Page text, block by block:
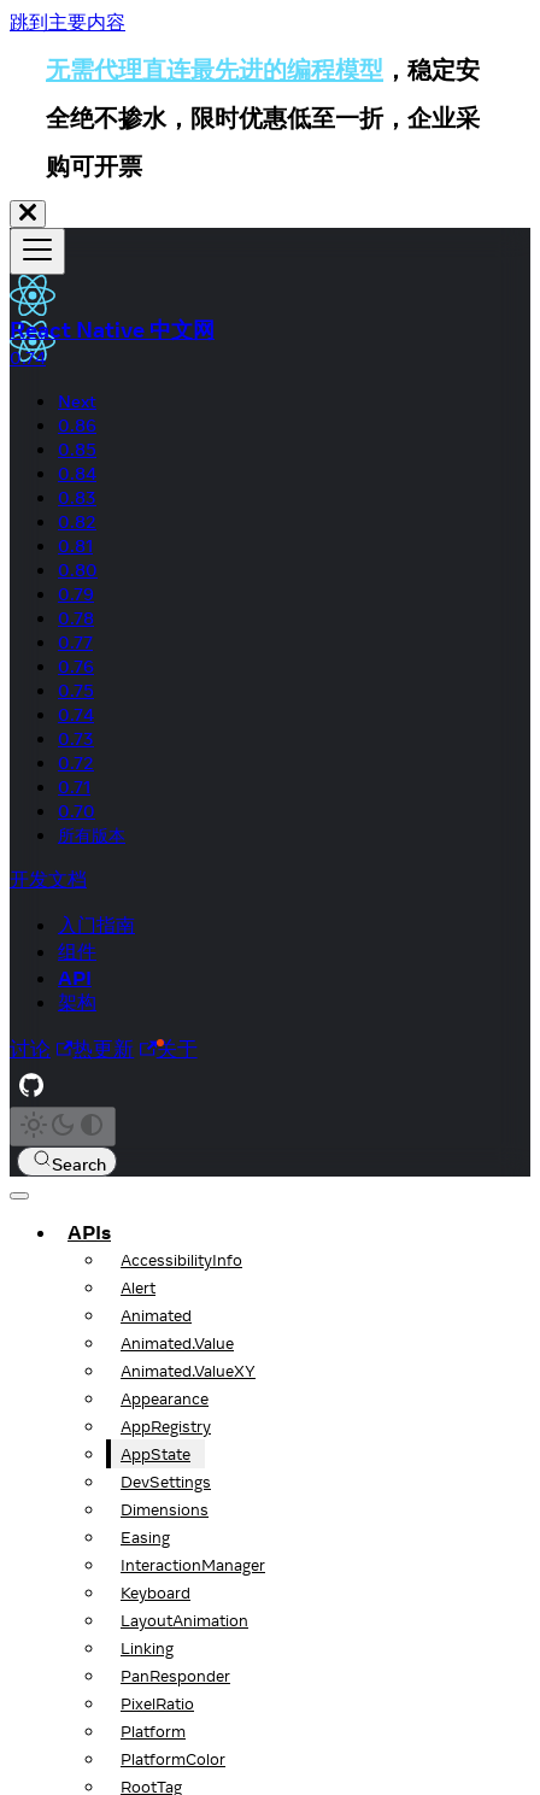
跳到主要内容
无需代理直连最先进的编程模型 ，稳定安
全绝不掺水，限时优惠低至一折，企业采
购可开票
React Native 中文网
0.74
Next
0.86
0.85
0.84
0.83
0.82
0.81
0.80
0.79
0.78
0.77
0.76
0.75
0.74
0.73
0.72
0.71
0.70
所有版本
开发文档
入门指南
组件
API
架构
讨论 热更新 关于
Search
APIs
AccessibilityInfo
Alert
Animated
Animated.Value
Animated.ValueXY
Appearance
AppRegistry
AppState
DevSettings
Dimensions
Easing
InteractionManager
Keyboard
LayoutAnimation
Linking
PanResponder
PixelRatio
Platform
PlatformColor
RootTag